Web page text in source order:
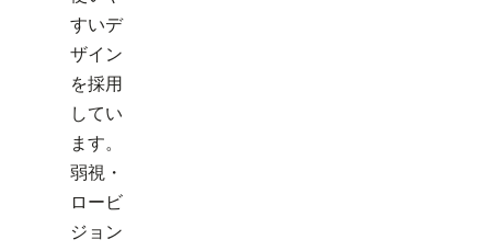
すいデ
ザイン
を採用
してい
ます。
弱視・
ロービ
ジョン